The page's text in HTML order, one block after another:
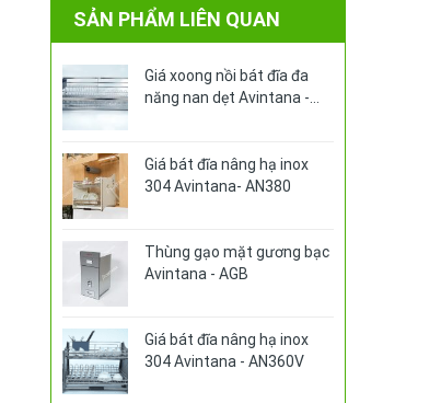
SẢN PHẨM LIÊN QUAN
Giá xoong nồi bát đĩa đa
năng nan dẹt Avintana -
Giá bát đĩa nâng hạ inox
304 Avintana- AN380
Thùng gạo mặt gương bạc
Avintana - AGB
Giá bát đĩa nâng hạ inox
304 Avintana - AN360V